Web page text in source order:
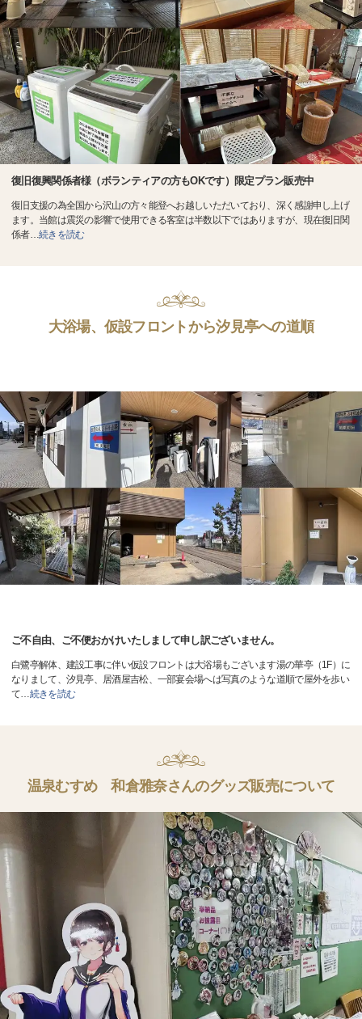
復旧復興関係者様（ボランティアの方もOKです）限定プラン販売中
復旧支援の為全国から沢山の方々能登へお越しいただいており、深く感謝申し上げ
ます。当館は震災の影響で使用できる客室は半数以下ではありますが、現在復旧関
係者…続きを読む
大浴場、仮設フロントから汐見亭への道順
ご不自由、ご不便おかけいたしまして申し訳ございません。
白鷺亭解体、建設工事に伴い仮設フロントは大浴場もございます湯の華亭（1F）に
なりまして、汐見亭、居酒屋吉松、一部宴会場へは写真のような道順で屋外を歩い
て…続きを読む
温泉むすめ 和倉雅奈さんのグッズ販売について